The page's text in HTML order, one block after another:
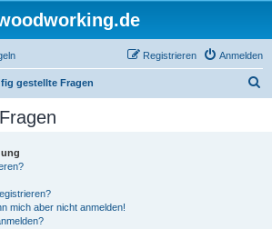
Anmelden
Registrieren
gestellte Fragen
mich aber nicht anmelden!